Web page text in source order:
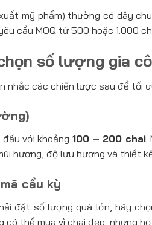
mỹ phẩm) thường có dây
cầu MOQ từ 500 hoặc 1.000
số lượng gia
nhắc các chiến lược sau để tối
với khoảng 100 – 200 chai.
hương, độ lưu hương và thiết
cầu kỳ
đặt số lượng quá lớn, hãy
có thể mua vì chai đẹp, nhưng